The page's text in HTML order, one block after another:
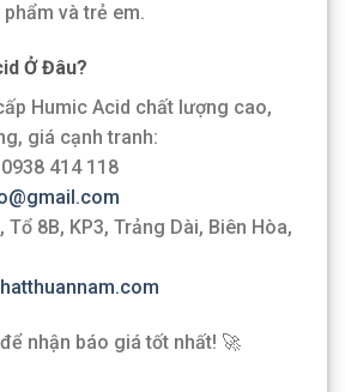
và trẻ em.
Ở Đâu?
Humic Acid chất lượng cao,
giá cạnh tranh:
414 118
Tổ 8B, KP3, Trảng Dài, Biên Hòa,
nhận báo giá tốt nhất! 🚀